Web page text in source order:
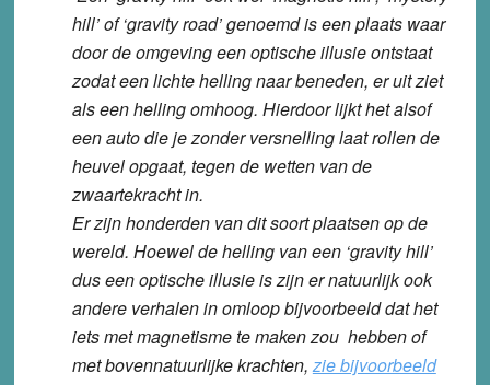
hill’ of ‘gravity road’ genoemd is een plaats waar
door de omgeving een optische illusie ontstaat
zodat een lichte helling naar beneden, er uit ziet
als een helling omhoog. Hierdoor lijkt het alsof
een auto die je zonder versnelling laat rollen de
heuvel opgaat, tegen de wetten van de
zwaartekracht in.
Er zijn honderden van dit soort plaatsen op de
wereld. Hoewel de helling van een ‘gravity hill’
dus een optische illusie is zijn er natuurlijk ook
andere verhalen in omloop bijvoorbeeld dat het
iets met magnetisme te maken zou hebben of
met bovennatuurlijke krachten,zie bijvoorbeeld